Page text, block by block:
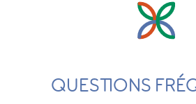
QUESTIONS